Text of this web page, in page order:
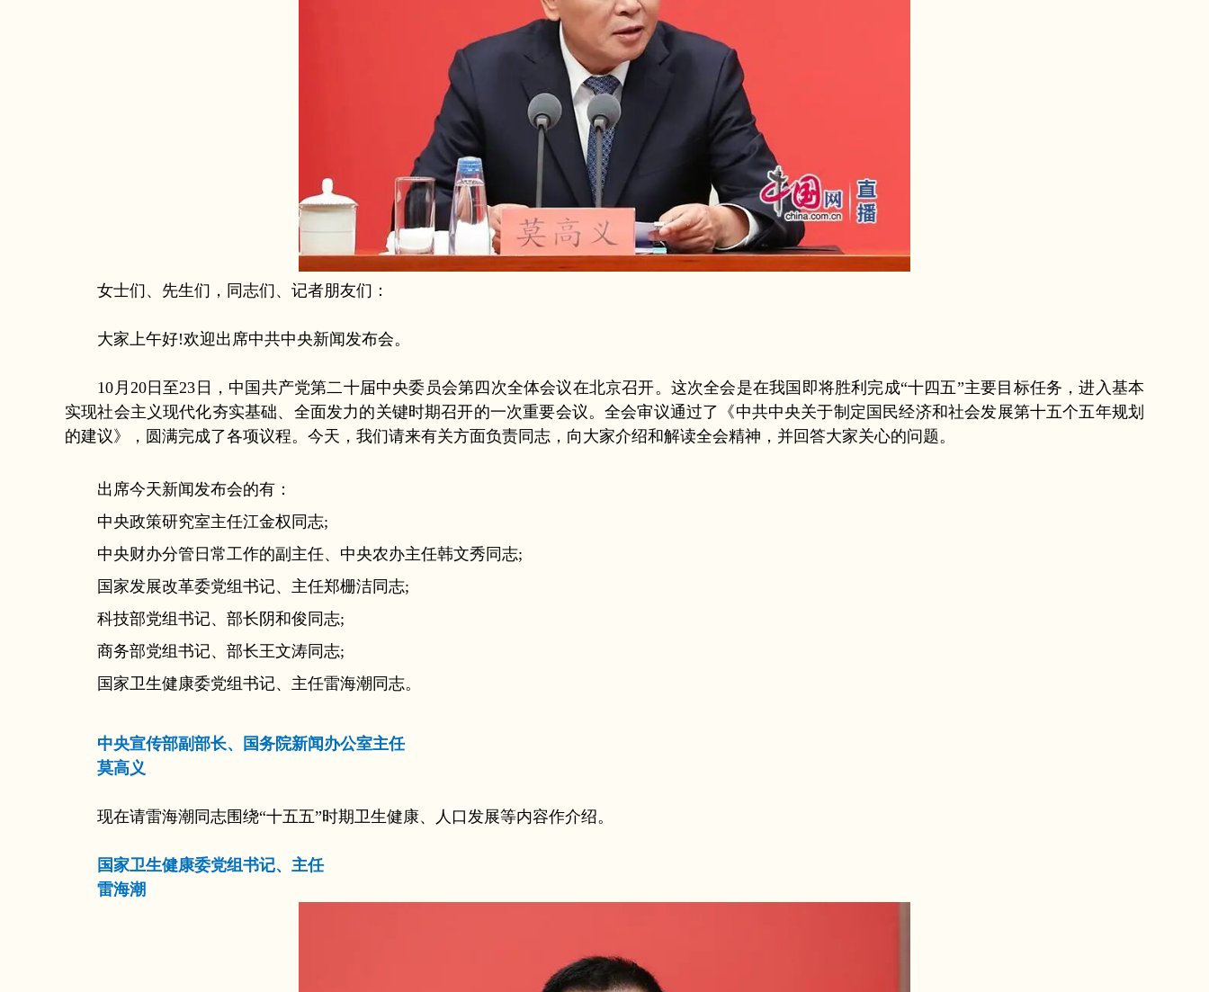
女士们、先生们，同志们、记者朋友们：
大家上午好!欢迎出席中共中央新闻发布会。
10月20日至23日，中国共产党第二十届中央委员会第四次全体会议在北京召开。这次全会是在我国即将胜利完成“十四五”主要目标任务，进入基本
实现社会主义现代化夯实基础、全面发力的关键时期召开的一次重要会议。全会审议通过了《中共中央关于制定国民经济和社会发展第十五个五年规划
的建议》，圆满完成了各项议程。今天，我们请来有关方面负责同志，向大家介绍和解读全会精神，并回答大家关心的问题。
出席今天新闻发布会的有：
中央政策研究室主任江金权同志;
中央财办分管日常工作的副主任、中央农办主任韩文秀同志;
国家发展改革委党组书记、主任郑栅洁同志;
科技部党组书记、部长阴和俊同志;
商务部党组书记、部长王文涛同志;
国家卫生健康委党组书记、主任雷海潮同志。
中央宣传部副部长、国务院新闻办公室主任
莫高义
现在请雷海潮同志围绕“十五五”时期卫生健康、人口发展等内容作介绍。
国家卫生健康委党组书记、主任
雷海潮